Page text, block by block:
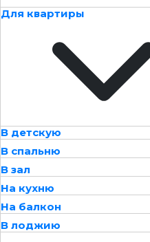
Для квартиры
В детскую
В спальню
В зал
На кухню
На балкон
В лоджию